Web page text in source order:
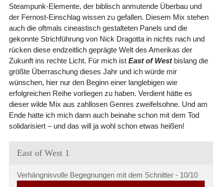
Steampunk-Elemente, der biblisch anmutende Überbau und
der Fernost-Einschlag wissen zu gefallen. Diesem Mix stehen
auch die oftmals cineastisch gestalteten Panels und die
gekonnte Strichführung von Nick Dragotta in nichts nach und
rücken diese endzeitlich geprägte Welt des Amerikas der
Zukunft ins rechte Licht. Für mich ist East of Westbislang die
größte Überraschung dieses Jahr und ich würde mir
wünschen, hier nur den Beginn einer langlebigen wie
erfolgreichen Reihe vorliegen zu haben. Verdient hätte es
dieser wilde Mix aus zahllosen Genres zweifelsohne. Und am
Ende hatte ich mich dann auch beinahe schon mit dem Tod
solidarisiert – und das will ja wohl schon etwas heißen!
East of West 1
Verhängnisvolle Begegnungen mit dem Schnitter - 10/10